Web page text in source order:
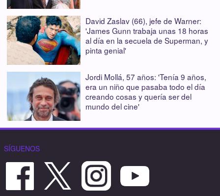
David Zaslav (66), jefe de Warner:
'James Gunn trabaja unas 18 horas
al día en la secuela de Superman, y
pinta genial'
Jordi Mollá, 57 años: 'Tenía 9 años,
era un niño que pasaba todo el día
creando cosas y quería ser del
mundo del cine'
SÍGUENOS